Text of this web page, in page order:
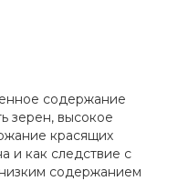
содержание
зерен, высокое
красящих
и как следствие с
содержанием